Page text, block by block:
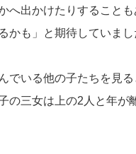
へ出かけたりすること
かも」と期待していま
でいる他の子たちを見
の三女は上の2人と年が